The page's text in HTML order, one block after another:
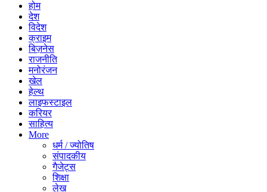
होम
देश
विदेश
क्राइम
बिज़नेस
राजनीति
मनोरंजन
खेल
हेल्थ
लाइफस्टाइल
करियर
साहित्य
More
धर्म / ज्योतिष
संपादकीय
गैजेट्स
शिक्षा
लेख